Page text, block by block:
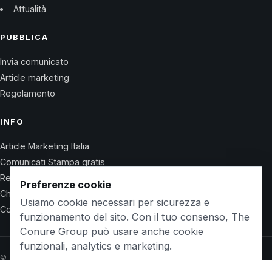
Attualità
PUBBLICA
Invia comunicato
Article marketing
Regolamento
INFO
Article Marketing Italia
Comunicati Stampa gratis
Regolamento
Chi Siamo
Contatti
© 2026 Wet Life News · The Conure Group
Preferenze cookie
Usiamo cookie necessari per sicurezza e
funzionamento del sito. Con il tuo consenso, The
Conure Group può usare anche cookie
funzionali, analytics e marketing.